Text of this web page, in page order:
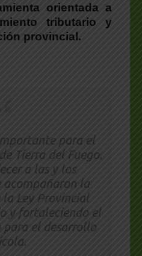
orientada a
tributario y
provincial.
para el
Tierra del Fuego.
a las y los
acompañaron la
Ley Provincial
y fortaleciendo el
el desarrollo